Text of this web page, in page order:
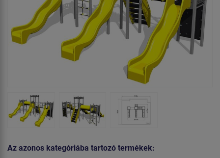
Az azonos kategóriába tartozó termékek: